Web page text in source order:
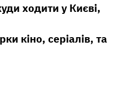
ходити у Києві,
кіно, серіалів, та